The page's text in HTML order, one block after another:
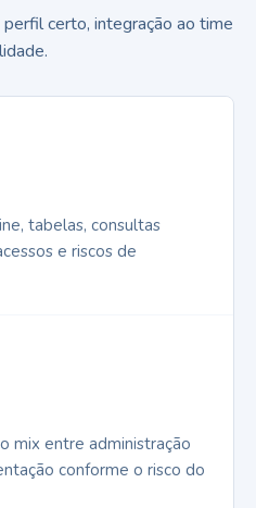
certo, integração ao time
tabelas, consultas
e riscos de
mix entre administração
conforme o risco do